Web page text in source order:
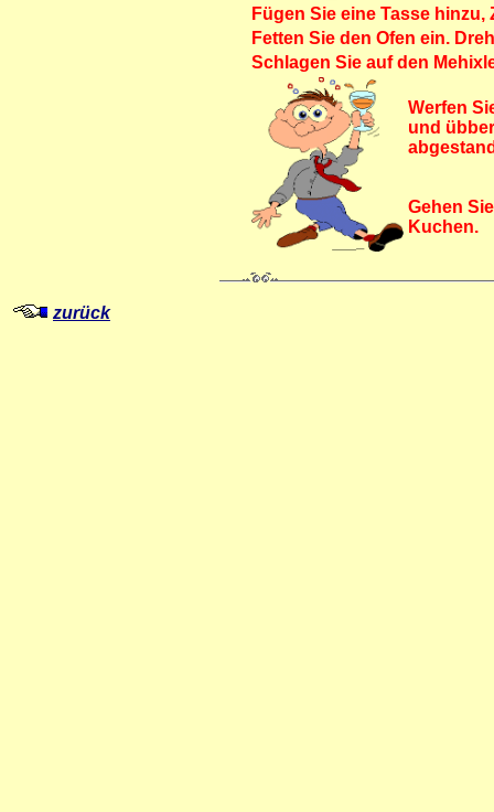
Fügen Sie eine Tasse hinzu,
Fetten Sie den Ofen ein.
Schlagen Sie auf den
Werfen
und
Gehen
Kuchen.
zurück